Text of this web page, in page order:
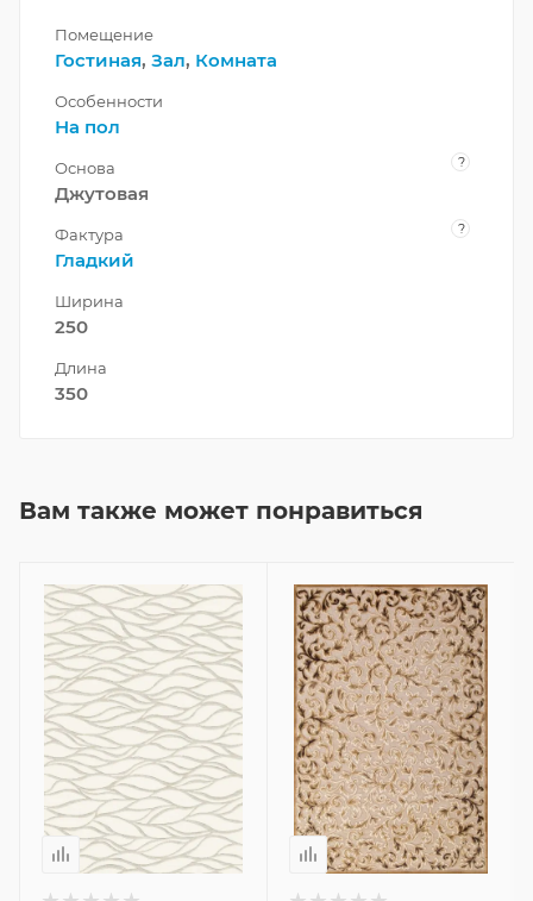
Помещение
Гостиная, Зал, Комната
Особенности
На пол
Основа ?
Джутовая
Фактура ?
Гладкий
Ширина
250
Длина
350
Вам также может понравиться